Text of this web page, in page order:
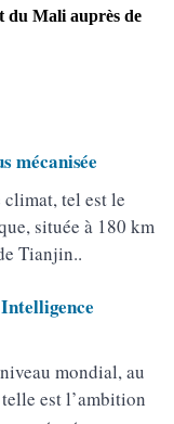
du Mali auprès de
mécanisée
tel est le
située à 180 km
Tianjin..
mondial, au
est l’ambition